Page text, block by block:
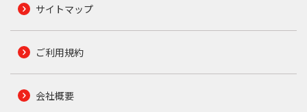
サイトマップ
ご利用規約
会社概要